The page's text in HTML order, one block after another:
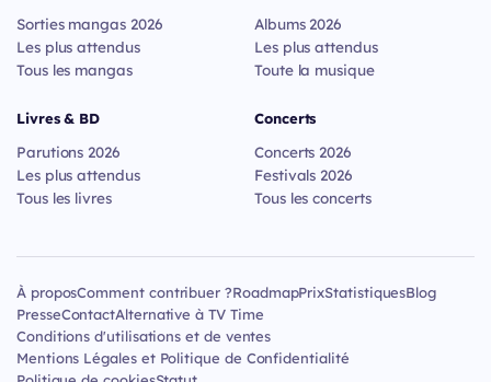
Sorties mangas 2026
Les plus attendus
Tous les mangas
Livres & BD
Parutions 2026
Les plus attendus
Tous les livres
Albums 2026
Les plus attendus
Toute la musique
Concerts
Concerts 2026
Festivals 2026
Tous les concerts
À proposComment contribuer ?RoadmapPrixStatistiquesBlog
PresseContactAlternative à TV Time
Conditions d'utilisations et de ventes
Mentions Légales et Politique de Confidentialité